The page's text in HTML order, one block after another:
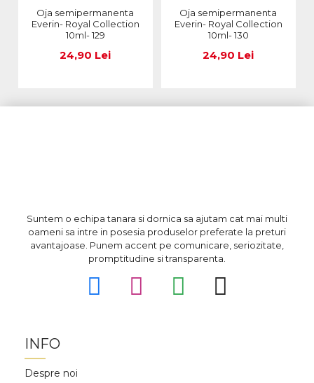
Oja semipermanenta
Everin- Royal Collection
10ml- 129
24,90 Lei
Oja semipermanenta
Everin- Royal Collection
10ml- 130
24,90 Lei
Suntem o echipa tanara si dornica sa ajutam cat mai multi
oameni sa intre in posesia produselor preferate la preturi
avantajoase. Punem accent pe comunicare, seriozitate,
promptitudine si transparenta.
INFO
Despre noi